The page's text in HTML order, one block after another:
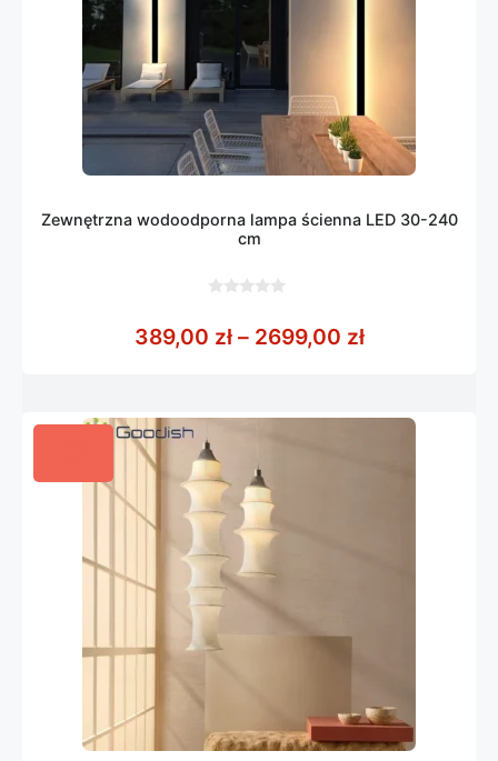
Zewnętrzna wodoodporna lampa ścienna LED 30-240
cm
5
389,00 zł – 2699,00 złZakres cen: